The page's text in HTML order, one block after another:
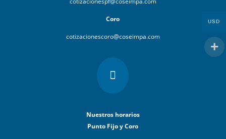
Coro
cotizacionescoro@coseimpa.com

Nuestros horarios
Punto Fijo y Coro
USD